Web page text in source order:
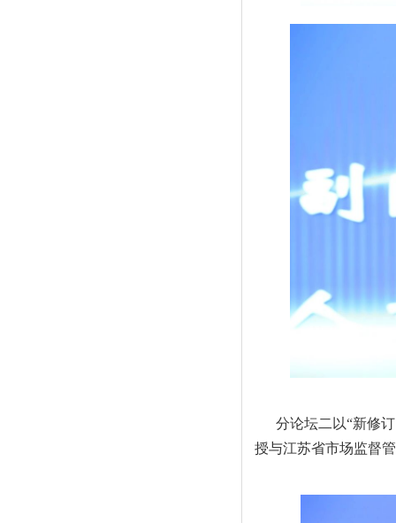
分论坛二以“新修
授与江苏省市场监督